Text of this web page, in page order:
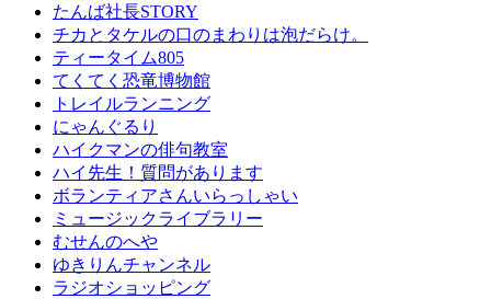
たんば社長STORY
チカとタケルの口のまわりは泡だらけ。
ティータイム805
てくてく恐竜博物館
トレイルランニング
にゃんぐるり
ハイクマンの俳句教室
ハイ先生！質問があります
ボランティアさんいらっしゃい
ミュージックライブラリー
むせんのへや
ゆきりんチャンネル
ラジオショッピング